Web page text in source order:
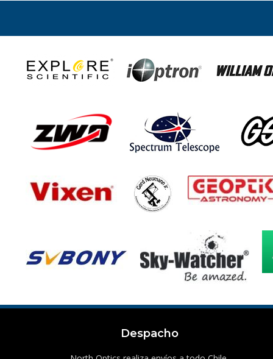
Despacho